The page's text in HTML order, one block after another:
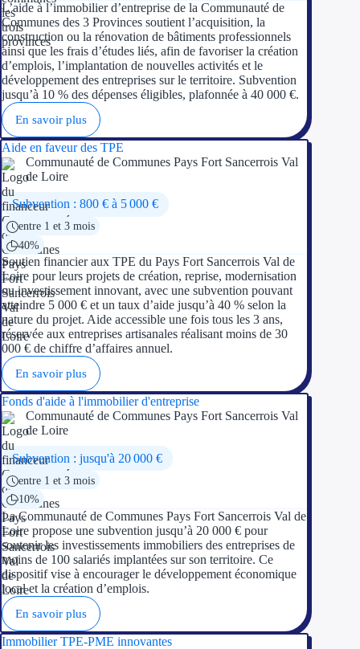
Garantie
Par financeur
Aides par
Aides
Aides
Simulateur d'éligibilité
Trouvez des idées de
Quelles aides pour
Aides Région
Aides Région
Aides Région
Aides Région
L’aide à l’immobilier d’entreprise de la Communauté de
Communes des 3 Provinces soutient l’acquisition, la
construction ou la rénovation de bâtiments professionnels
ainsi que les frais d’études liés, afin de favoriser la création
d’emplois, l’implantation de nouvelles activités et le
développement des entreprises sur le territoire. Subvention
jusqu’à 10 % des dépenses éligibles, plafonnée à 40 000 €.
En savoir plus
Aide en faveur des TPE
Communauté de Communes Pays Fort Sancerrois Val
de Loire
Subvention : 800 € à 5 000 €
entre 1 et 3 mois
40%
Soutien financier aux TPE du Pays Fort Sancerrois Val de
Loire pour leurs projets de création, reprise, modernisation
ou investissement innovant, avec une subvention pouvant
atteindre 5 000 € et un taux d’aide jusqu’à 40 % selon la
nature du projet. Aide accessible une fois tous les 3 ans,
réservée aux entreprises artisanales réalisant moins de 30
000 € de chiffre d’affaires annuel.
En savoir plus
Fonds d'aide à l'immobilier d'entreprise
Communauté de Communes Pays Fort Sancerrois Val
de Loire
Subvention : jusqu'à 20 000 €
entre 1 et 3 mois
10%
La Communauté de Communes Pays Fort Sancerrois Val de
Loire propose une subvention jusqu’à 20 000 € pour
soutenir les investissements immobiliers des entreprises de
moins de 100 salariés implantées sur son territoire. Ce
dispositif vise à encourager le développement économique
local et la création d’emplois.
En savoir plus
Immobilier TPE-PME innovantes